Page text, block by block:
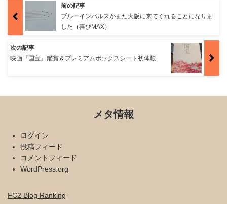
前の記事
ブルーインパルスがまた大阪に来てくれることになりま
した（喜びMAX）
次の記事
映画『国宝』鑑賞＆プレミアムボックスシート初体験
メタ情報
ログイン
投稿フィード
コメントフィード
WordPress.org
FC2 Blog Ranking